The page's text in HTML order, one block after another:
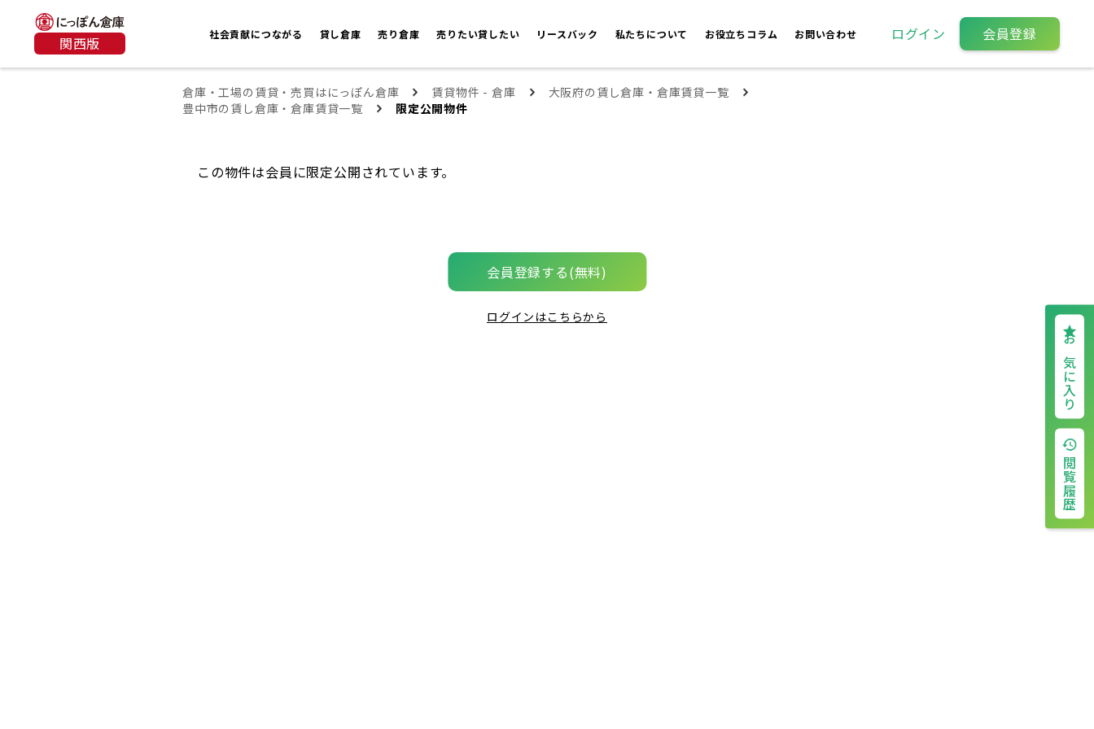
関西版 社会貢献につながる 貸し倉庫 売り倉庫 売りたい貸したい リースバック 私たちについて お役立ちコラム お問い合わせ ログイン 会員登録
倉庫・工場の賃貸・売買はにっぽん倉庫 賃貸物件 - 倉庫
大阪府の賃し倉庫・倉庫賃貸一覧
豊中市の賃し倉庫・倉庫賃貸一覧
限定公開物件
お気に入り
閲覧履歴
この物件は会員に限定公開されています。
会員登録する(無料)
ログインはこちらから